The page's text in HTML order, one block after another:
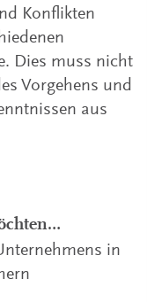
Konflikten
Dies muss nicht
Vorgehens und
aus
in